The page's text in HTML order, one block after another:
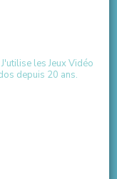
J'utilise les Jeux Vidéo
depuis 20 ans.